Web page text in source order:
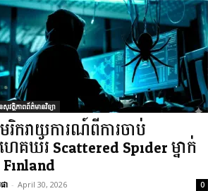
វត្ថិភាពព័ត៌មានវិទ្យា
រិករាយការណ៍ពីការចាប់
ហេគឃ័រ Scattered Spider ម្នាក់
ា - April 30, 2026 0